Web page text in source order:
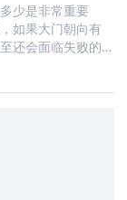
少是非常重要
如果大门朝向有
还会面临失败的
，那今天我们就